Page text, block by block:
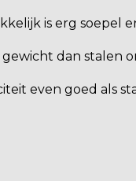
is erg soepel
gewicht dan stalen
even goed als